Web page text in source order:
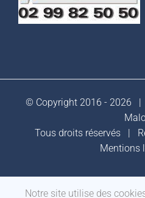
© Copyright 2016 - 2026 |
Tous droits réservés |
Mentions
Notre site utilise des